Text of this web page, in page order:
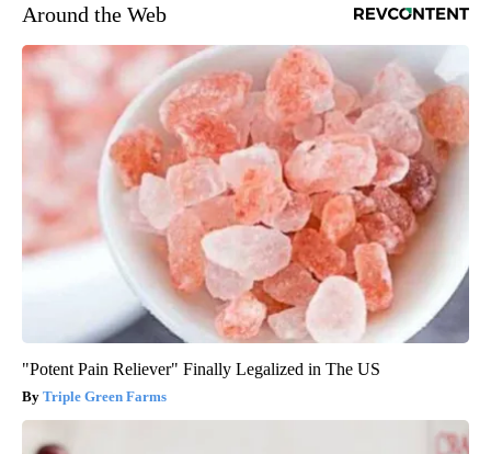
Around the Web
"Potent Pain Reliever" Finally Legalized in The US
Triple Green Farms